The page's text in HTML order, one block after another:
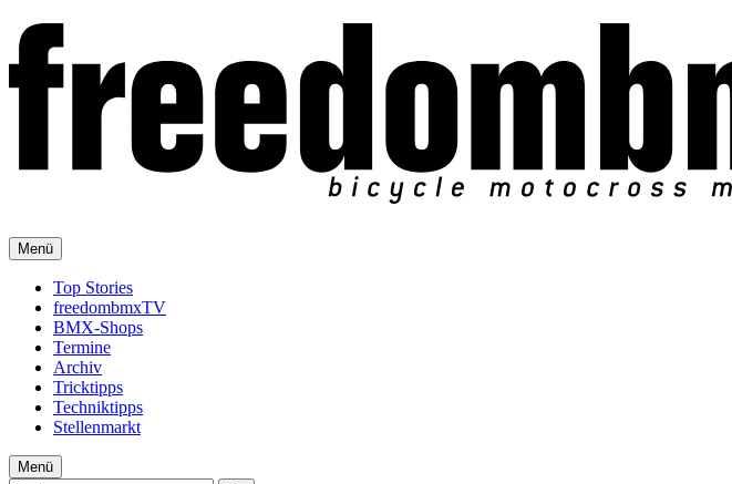
Menü
Top Stories
freedombmxTV
BMX-Shops
Termine
Archiv
Tricktipps
Techniktipps
Stellenmarkt
Menü